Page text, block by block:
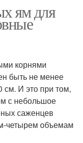
ям для
корнями
быть не менее
см. И это при том,
с небольшое
саженцев
четырем объемам